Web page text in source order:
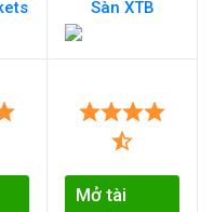
Sàn XTB
Mở tài